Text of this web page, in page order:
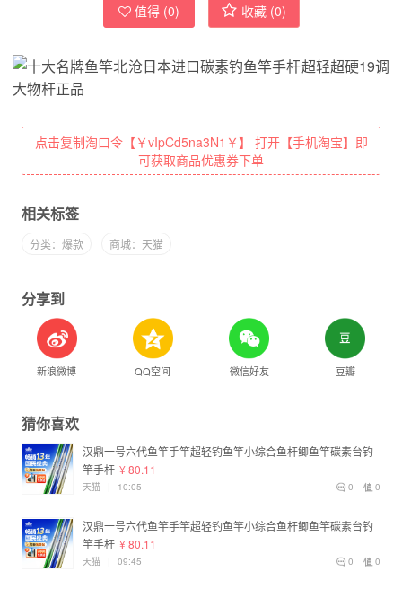
值得 (0) 收藏 (0)
点击复制淘口令【￥vIpCd5na3N1￥】 打开【手机淘宝】即
可获取商品优惠券下单
相关标签
分类：爆款 商城：天猫
分享到
新浪微博 QQ空间 微信好友 豆瓣
猜你喜欢
汉鼎一号六代鱼竿手竿超轻钓鱼竿小综合鱼杆鲫鱼竿碳素台钓
竿手杆 ¥ 80.11
0
0
天猫 | 10:05
汉鼎一号六代鱼竿手竿超轻钓鱼竿小综合鱼杆鲫鱼竿碳素台钓
竿手杆 ¥ 80.11
0
0
天猫 | 09:45